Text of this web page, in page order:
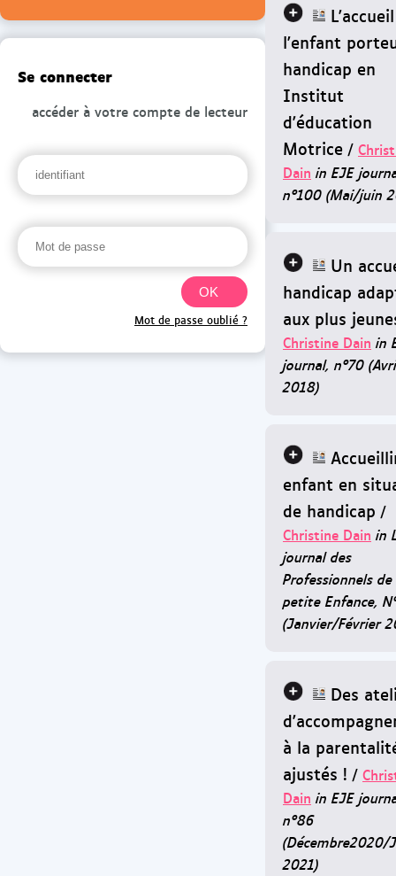
l'enfant
handicap en
Institut
d'éducation
Motrice /
Dain in EJE
n°100 (Mai/juin
Un
handicap
aux plus
Christine Dain in
journal, n°70
2018)
enfant en
de handicap /
Christine Dain in
journal des
Professionnels
petite Enfance,
(Janvier/Février
Des
à la
ajustés ! /
Dain in EJE
n°86
(Décembre2020/
2021)
Se connecter
accéder à votre compte de lecteur
Mot de passe oublié ?